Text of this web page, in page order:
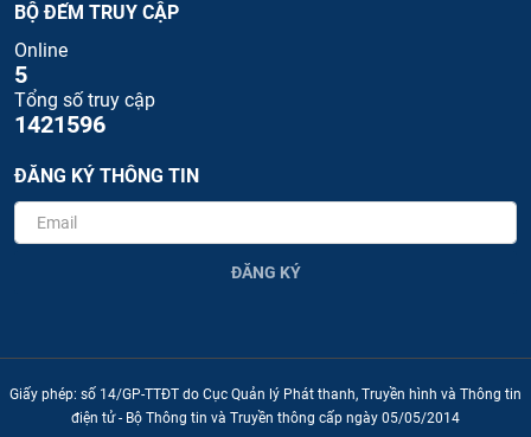
BỘ ĐẾM TRUY CẬP
Online
5
Tổng số truy cập
1421596
ĐĂNG KÝ THÔNG TIN
ĐĂNG KÝ
Giấy phép: số 14/GP-TTĐT do Cục Quản lý Phát thanh, Truyền hình và Thông tin
điện tử - Bộ Thông tin và Truyền thông cấp ngày 05/05/2014